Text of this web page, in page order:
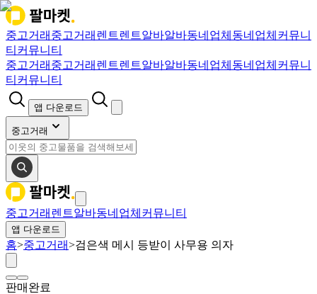
중고거래 중고거래 렌트렌트알바알바동네업체 동네업체 커뮤니
티 커뮤니티
중고거래 중고거래 렌트렌트알바알바동네업체 동네업체 커뮤니
티 커뮤니티
앱 다운로드
중고거래
중고거래 렌트알바동네업체 커뮤니티
앱 다운로드
홈>중고거래>검은색 메시 등받이 사무용 의자
판매완료